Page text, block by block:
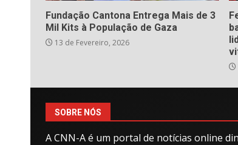
Fundação Cantona Entrega Mais de 3
Mil Kits à População de Gaza
13 de Fevereiro, 2026
SOBRE NÓS
A CNN-A é um portal de notícias online